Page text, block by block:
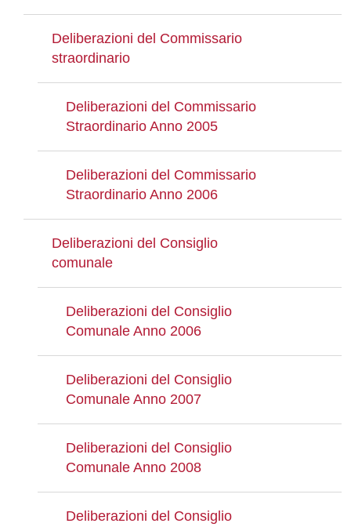
Deliberazioni del Commissario
straordinario
Deliberazioni del Commissario
Straordinario Anno 2005
Deliberazioni del Commissario
Straordinario Anno 2006
Deliberazioni del Consiglio
comunale
Deliberazioni del Consiglio
Comunale Anno 2006
Deliberazioni del Consiglio
Comunale Anno 2007
Deliberazioni del Consiglio
Comunale Anno 2008
Deliberazioni del Consiglio